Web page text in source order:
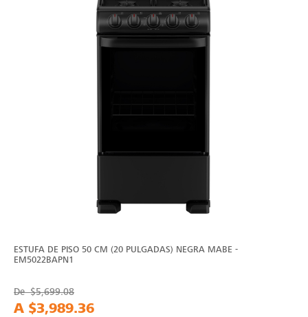
ESTUFA DE PISO 50 CM (20 PULGADAS) NEGRA MABE -
EM5022BAPN1
De$5,699.08
A $3,989.36